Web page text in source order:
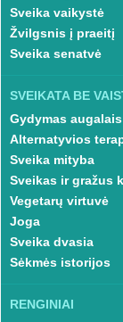
Sveika vaikystė
Žvilgsnis į praeitį
Sveika senatvė
SVEIKATA BE
Gydymas augalais
Alternatyvios
Sveika mityba
Sveikas ir gražus
Vegetarų virtuvė
Joga
Sveika dvasia
Sėkmės istorijos
RENGINIAI